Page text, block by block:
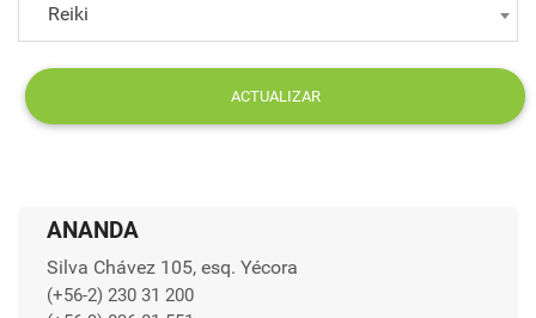
Reiki
ACTUALIZAR
ANANDA
Silva Chávez 105, esq. Yécora
(+56-2) 230 31 200